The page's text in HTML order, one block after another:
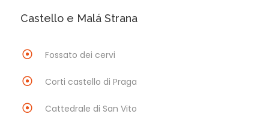
Castello e Malá Strana
Fossato dei cervi
Corti castello di Praga
Cattedrale di San Vito